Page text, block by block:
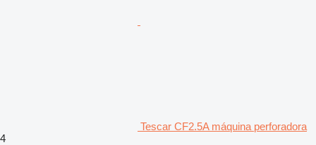
Tescar CF2.5A máquina perforadora
4